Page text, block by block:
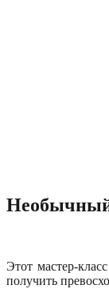
Этот мастер-
получить